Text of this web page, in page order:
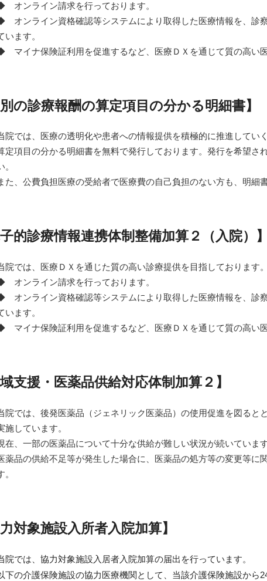
オンライン請求を行っております。
オンライン資格確認等システムにより取得した医療情報を、診
います。
マイナ保険証利用を促進するなど、医療ＤＸを通じて質の高い
の診療報酬の算定項目の分かる明細書】
院では、医療の透明化や患者への情報提供を積極的に推進してい
定項目の分かる明細書を無料で発行しております。発行を希望さ
。
た、公費負担医療の受給者で医療費の自己負担のない方も、明細
的診療情報連携体制整備加算２（入院）】
院では、医療ＤＸを通じた質の高い診療提供を目指しております。
オンライン請求を行っております。
オンライン資格確認等システムにより取得した医療情報を、診
います。
マイナ保険証利用を促進するなど、医療ＤＸを通じて質の高い
支援・医薬品供給対応体制加算２】
院では、後発医薬品（ジェネリック医薬品）の使用促進を図ると
施しています。
在、一部の医薬品について十分な供給が難しい状況が続いています
薬品の供給不足等が発生した場合に、医薬品の処方等の変更等に
。
対象施設入所者入院加算】
院では、協力対象施設入居者入院加算の届出を行っています。
下の介護保険施設の協力医療機関として、当該介護保険施設から